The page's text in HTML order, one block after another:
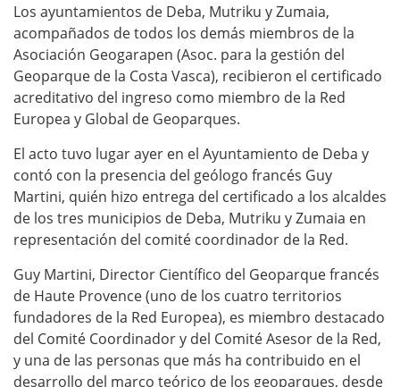
Los ayuntamientos de Deba, Mutriku y Zumaia,
acompañados de todos los demás miembros de la
Asociación Geogarapen (Asoc. para la gestión del
Geoparque de la Costa Vasca), recibieron el certificado
acreditativo del ingreso como miembro de la Red
Europea y Global de Geoparques.
El acto tuvo lugar ayer en el Ayuntamiento de Deba y
contó con la presencia del geólogo francés Guy
Martini, quién hizo entrega del certificado a los alcaldes
de los tres municipios de Deba, Mutriku y Zumaia en
representación del comité coordinador de la Red.
Guy Martini, Director Científico del Geoparque francés
de Haute Provence (uno de los cuatro territorios
fundadores de la Red Europea), es miembro destacado
del Comité Coordinador y del Comité Asesor de la Red,
y una de las personas que más ha contribuido en el
desarrollo del marco teórico de los geoparques, desde